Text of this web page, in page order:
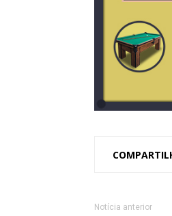
Notícia anterior